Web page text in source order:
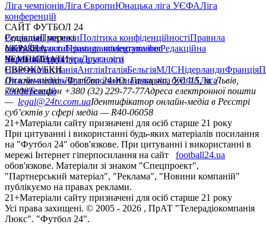
Ліга чемпіонівЛіга ЄвропиЮнацька ліга УЄФАЛіга
конференцій
САЙТ ФУТБОЛ 24
РедакціяПрогнозиПолітика конфіденційностіПравила
сайтуКонтактиПравила коментуванняРедакційна
політикаСтруктура власності
Соціальні мережі
facebookxyoutubeinstagramtelegramviber
УКРАЇНА
УкраїнаПерша лігаДруга ліга
ЧЕМПІОНАТИ
НімеччинаІспаніяАнгліяІталіяБельгіяМЛСНідерландиФранція
ЄВРОКУБКИ
Ліга чемпіонівЛіга ЄвропиЮнацька ліга УЄФАЛіга
конференцій
Онлайн-медіа «Футбол 24»пл. Галицька, буд. 15, м. Львів,
79008Телефон +380 (32) 229-77-77Адреса електронної пошти
— legal@24tv.com.uaІдентифікатор онлайн-медіа в Реєстрі
суб’єктів у сфері медіа — R40-06058
21+Матеріали сайту призначені для осіб старше 21 року
При цитуванні і використанні будь-яких матеріалів посилання
на "Футбол 24" обов'язкове. При цитуванні і використанні в
мережі Інтернет гіперпосилання на сайт
football24.ua
обов'язкове. Матеріали зі знаком "Спецпроект",
"Партнерський матеріал", "Реклама", "Новини компаній"
публікуємо на правах реклами.
21+Матеріали сайту призначені для осіб старше 21 року
Усi права захищенi. © 2005 - 2026 , ПрАТ "Телерадіокомпанія
Люкс". "Футбол 24".